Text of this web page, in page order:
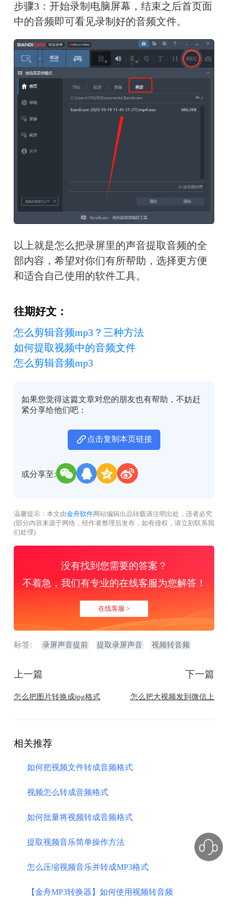
步骤3：开始录制电脑屏幕，结束之后首页面
中的音频即可看见录制好的音频文件。
以上就是怎么把录屏里的声音提取音频的全
部内容，希望对你们有所帮助，选择更方便
和适合自己使用的软件工具。
往期好文：
怎么剪辑音频mp3？三种方法
如何提取视频中的音频文件
怎么剪辑音频mp3
如果您觉得这篇文章对您的朋友也有帮助，不妨赶
紧分享给他们吧：
点击复制本页链接
或分享至:
温馨提示：本文由金舟软件网站编辑出品转载请注明出处，违者必究
(部分内容来源于网络，经作者整理后发布，如有侵权，请立刻联系我
们处理)
没有找到您需要的答案？
不着急，我们有专业的在线客服为您解答！
在线客服 >
标签: 录屏声音提前 提取录屏声音 视频转音频
上一篇
怎么把图片转换成jpg格式
下一篇
怎么把大视频发到微信上
相关推荐
如何把视频文件转成音频格式
视频怎么转成音频格式
如何批量将视频转成音频格式
提取视频音乐简单操作方法
怎么压缩视频音乐并转成MP3格式
【金舟MP3转换器】如何使用视频转音频